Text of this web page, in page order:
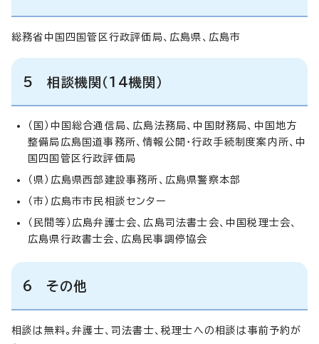
総務省中国四国管区行政評価局、広島県、広島市
5 相談機関（14機関）
（国）中国総合通信局、広島法務局、中国財務局、中国地方
整備局広島国道事務所、情報公開・行政手続制度案内所、中
国四国管区行政評価局
（県）広島県西部建設事務所、広島県警察本部
（市）広島市市民相談センター
（民間等）広島弁護士会、広島司法書士会、中国税理士会、
広島県行政書士会、広島民事調停協会
6 その他
相談は無料。弁護士、司法書士、税理士への相談は事前予約が